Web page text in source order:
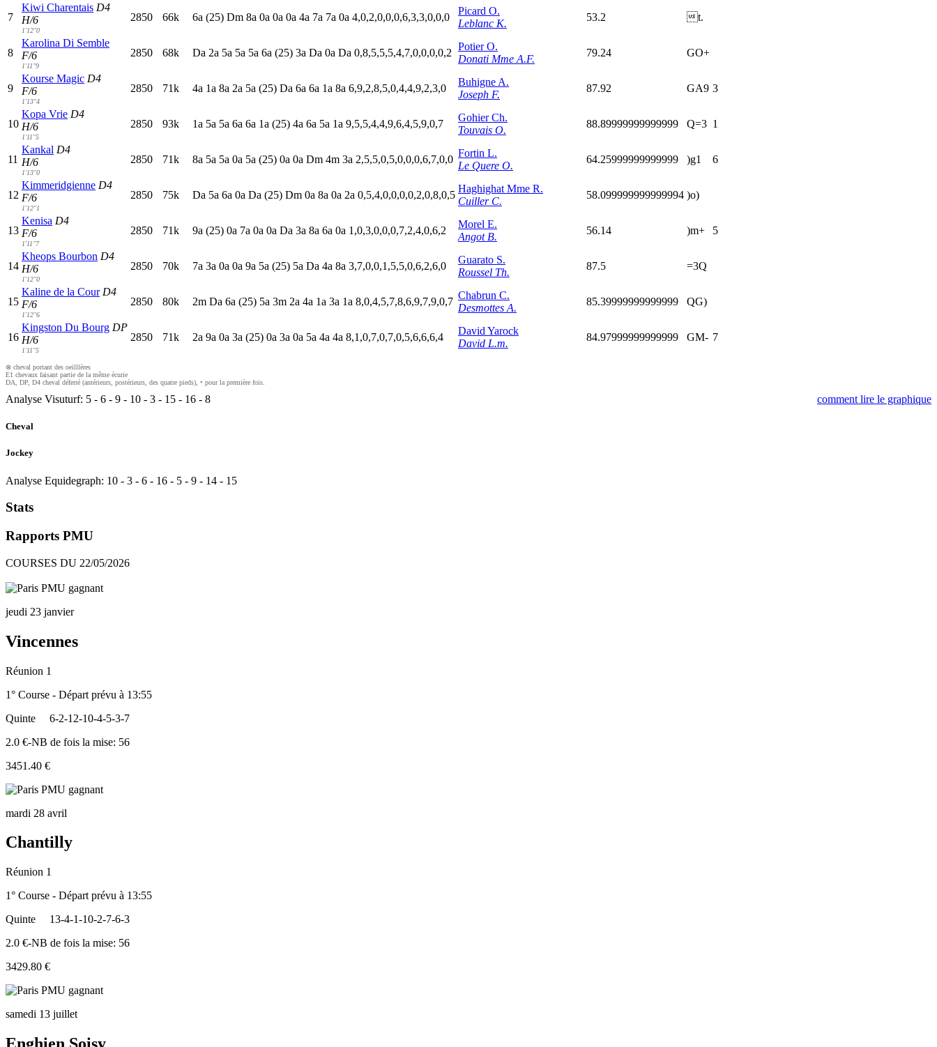
7
Kiwi Charentais D4
H/6
1'12"0
2850 66k 6a (25) Dm 8a 0a 0a 0a 4a 7a 7a 0a 4,0,2,0,0,0,6,3,3,0,0,0
Picard O.
Leblanc K.
53.2 t.
8
Karolina Di Semble
F/6
1'11"9
2850 68k Da 2a 5a 5a 5a 6a (25) 3a Da 0a Da 0,8,5,5,5,4,7,0,0,0,0,2
Potier O.
Donati Mme A.F.
79.24 GO+
9
Kourse Magic D4
F/6
1'13"4
2850 71k 4a 1a 8a 2a 5a (25) Da 6a 6a 1a 8a 6,9,2,8,5,0,4,4,9,2,3,0
Buhigne A.
Joseph F.
87.92 GA9 3
10
Kopa Vrie D4
H/6
1'11"5
2850 93k 1a 5a 5a 6a 6a 1a (25) 4a 6a 5a 1a 9,5,5,4,4,9,6,4,5,9,0,7
Gohier Ch.
Touvais O.
88.89999999999999 Q=3 1
11
Kankal D4
H/6
1'13"0
2850 71k 8a 5a 5a 0a 5a (25) 0a 0a Dm 4m 3a 2,5,5,0,5,0,0,0,6,7,0,0
Fortin L.
Le Quere O.
64.25999999999999 )g1 6
12
Kimmeridgienne D4
F/6
1'12"1
2850 75k Da 5a 6a 0a Da (25) Dm 0a 8a 0a 2a 0,5,4,0,0,0,0,2,0,8,0,5
Haghighat Mme R.
Cuiller C.
58.099999999999994 )o)
13
Kenisa D4
F/6
1'11"7
2850 71k 9a (25) 0a 7a 0a 0a Da 3a 8a 6a 0a 1,0,3,0,0,0,7,2,4,0,6,2
Morel E.
Angot B.
56.14 )m+ 5
14
Kheops Bourbon D4
H/6
1'12"0
2850 70k 7a 3a 0a 0a 9a 5a (25) 5a Da 4a 8a 3,7,0,0,1,5,5,0,6,2,6,0
Guarato S.
Roussel Th.
87.5 =3Q
15
Kaline de la Cour D4
F/6
1'12"6
2850 80k 2m Da 6a (25) 5a 3m 2a 4a 1a 3a 1a 8,0,4,5,7,8,6,9,7,9,0,7
Chabrun C.
Desmottes A.
85.39999999999999 QG)
16
Kingston Du Bourg DP
H/6
1'11"5
2850 71k 2a 9a 0a 3a (25) 0a 3a 0a 5a 4a 4a 8,1,0,7,0,7,0,5,6,6,6,4
David Yarock
David L.m.
84.97999999999999 GM- 7
⊗ cheval portant des oeilllères
E1 chevaux faisant partie de la même écurie
DA, DP, D4 cheval déferré (antérieurs, postérieurs, des quatre pieds), • pour la première fois.
Analyse Visuturf: 5 - 6 - 9 - 10 - 3 - 15 - 16 - 8 comment lire le graphique
Cheval
Jockey
Analyse Equidegraph: 10 - 3 - 6 - 16 - 5 - 9 - 14 - 15
Stats
Rapports PMU
COURSES DU 22/05/2026
jeudi 23 janvier
Vincennes
Réunion 1
1° Course - Départ prévu à 13:55
Quinte
6-2-12-10-4-5-3-7
2.0 €-NB de fois la mise: 56
3451.40 €
mardi 28 avril
Chantilly
Réunion 1
1° Course - Départ prévu à 13:55
Quinte
13-4-1-10-2-7-6-3
2.0 €-NB de fois la mise: 56
3429.80 €
samedi 13 juillet